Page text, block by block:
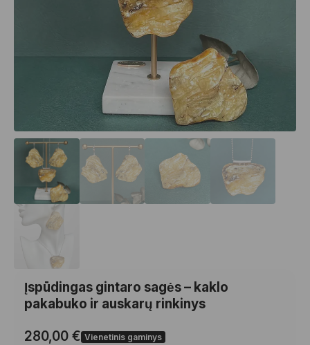
Įspūdingas gintaro sagės – kaklo
pakabuko ir auskarų rinkinys
280,00 € Vienetinis gaminys